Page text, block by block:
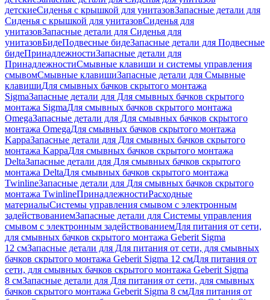
детскиеСиденья с крышкой для унитазовЗапасные детали для
Сиденья с крышкой для унитазовСиденья для
унитазовЗапасные детали для Сиденья для
унитазовБидеПодвесные бидеЗапасные детали для Подвесные
бидеПринадлежностиЗапасные детали для
ПринадлежностиСмывные клавиши и системы управления
смывомСмывные клавишиЗапасные детали для Смывные
клавишиДля смывных бачков скрытого монтажа
SigmaЗапасные детали для Для смывных бачков скрытого
монтажа SigmaДля смывных бачков скрытого монтажа
OmegaЗапасные детали для Для смывных бачков скрытого
монтажа OmegaДля смывных бачков скрытого монтажа
KappaЗапасные детали для Для смывных бачков скрытого
монтажа KappaДля смывных бачков скрытого монтажа
DeltaЗапасные детали для Для смывных бачков скрытого
монтажа DeltaДля смывных бачков скрытого монтажа
TwinlineЗапасные детали для Для смывных бачков скрытого
монтажа TwinlineПринадлежностиРасходные
материалыСистемы управления смывом с электронным
задействованиемЗапасные детали для Системы управления
смывом с электронным задействованиемДля питания от сети,
для смывных бачков скрытого монтажа Geberit Sigma
12 смЗапасные детали для Для питания от сети, для смывных
бачков скрытого монтажа Geberit Sigma 12 смДля питания от
сети, для смывных бачков скрытого монтажа Geberit Sigma
8 смЗапасные детали для Для питания от сети, для смывных
бачков скрытого монтажа Geberit Sigma 8 смДля питания от